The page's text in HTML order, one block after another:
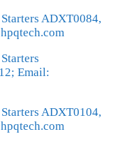
ADXT0084,
Email:
ADXT0104,